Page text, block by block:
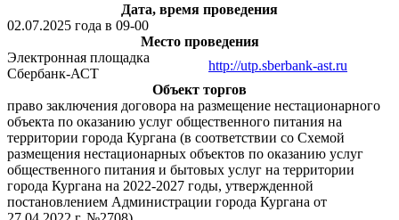
Дата, время проведения
02.07.2025 года в 09-00
Место проведения
Электронная площадка
Сбербанк-АСТ
http://utp.sberbank-ast.ru
Объект торгов
право заключения договора на размещение нестационарного
объекта по оказанию услуг общественного питания на
территории города Кургана (в соответствии со Схемой
размещения нестационарных объектов по оказанию услуг
общественного питания и бытовых услуг на территории
города Кургана на 2022-2027 годы, утвержденной
постановлением Администрации города Кургана от